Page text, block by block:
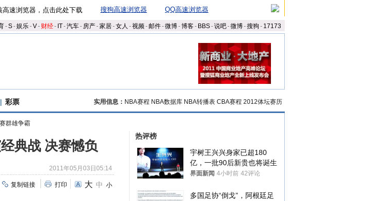
速浏览器，点击此处下载 搜狗高速浏览器 QQ高速浏览器
-S-娱乐-V- 财经- IT-汽车- 房产-家居-女人 -视频-邮件-微博-博客- BBS-说吧-微博-搜狗 - 17173
| 彩票 实用信息： NBA赛程 NBA数据库 NBA转播表 CBA赛程 2012体坛赛历
群雄争霸
典战 决赛憾负
2011年05月03日05:14
复制链接 打印 大 中 小
热评榜
宇树王兴兴身家已超180
亿，一批90后新贵也将诞生
界面新闻 4小时前 42评论
多国足协“倒戈”，阿根廷足